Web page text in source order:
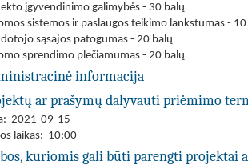
įgyvendinimo galimybės - 30 balų
sistemos ir paslaugos teikimo lankstumas - 10
sąsajos patogumas - 20 balų
sprendimo plečiamumas - 20 balų
informacija
ar prašymų dalyvauti priėmimo
2021-09-15
laikas: 10:00
kuriomis gali būti parengti projektai